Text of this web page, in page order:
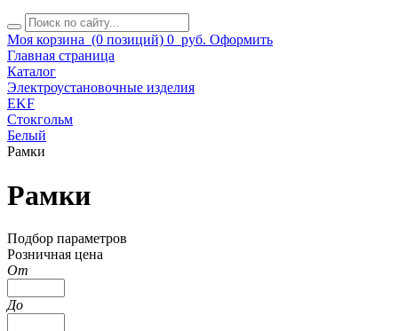
Моя корзина (0 позиций) 0 руб. Оформить
Главная страница
Каталог
Электроустановочные изделия
EKF
Стокгольм
Белый
Рамки
Рамки
Подбор параметров
Розничная цена
От
До